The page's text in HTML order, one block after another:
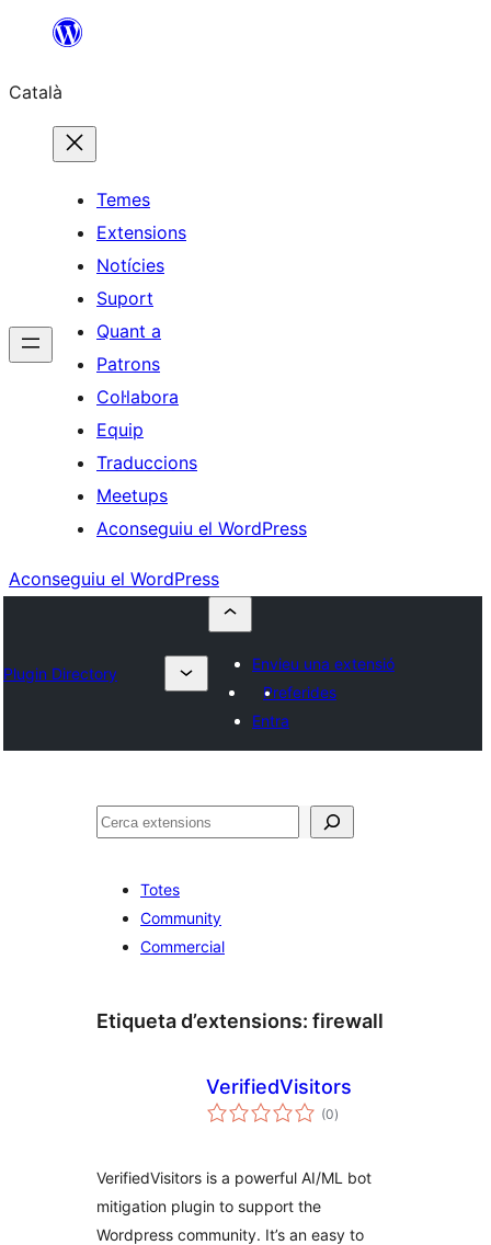
contingut
Català
Temes
Extensions
Notícies
Suport
Quant a
Patrons
Col·labora
Equip
Traduccions
Meetups
Aconseguiu el WordPress
Aconseguiu el WordPress
Plugin Directory
Envieu una extensió
Preferides
Entra
Cerca
Totes
Community
Commercial
Etiqueta d’extensions: firewall
VerifiedVisitors
(0puntuacions
totals
)
VerifiedVisitors is a powerful AI/ML bot
mitigation plugin to support the
Wordpress community. It’s an easy to